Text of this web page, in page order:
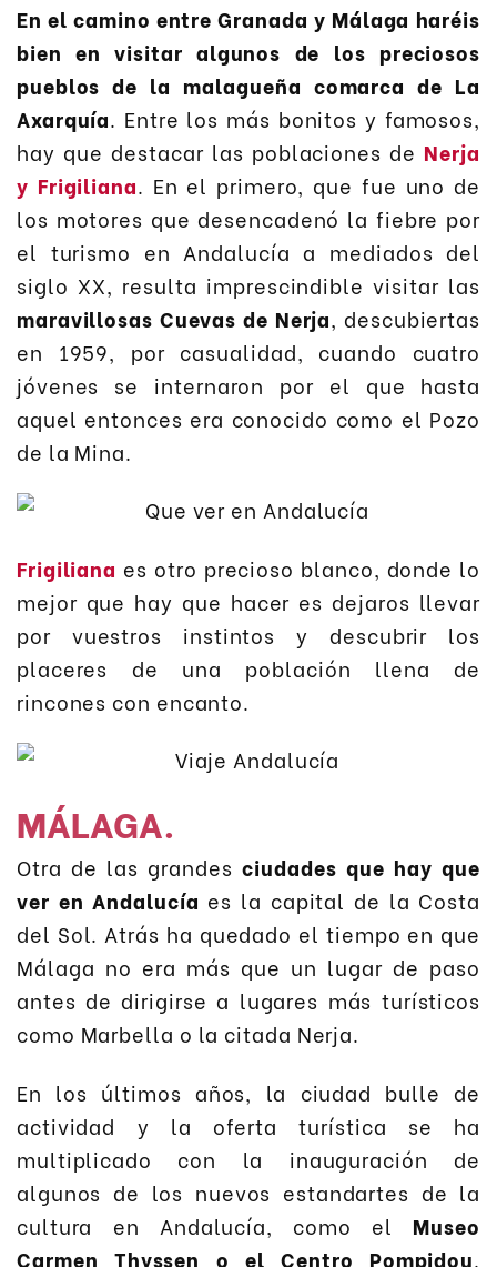
En el camino entre Granada y Málaga haréis
bien en visitar algunos de los preciosos
pueblos de la malagueña comarca de La
Axarquía. Entre los más bonitos y famosos,
hay que destacar las poblaciones de Nerja
y Frigiliana. En el primero, que fue uno de
los motores que desencadenó la fiebre por
el turismo en Andalucía a mediados del
siglo XX, resulta imprescindible visitar las
maravillosas Cuevas de Nerja, descubiertas
en 1959, por casualidad, cuando cuatro
jóvenes se internaron por el que hasta
aquel entonces era conocido como el Pozo
de la Mina.
Frigiliana es otro precioso blanco, donde lo
mejor que hay que hacer es dejaros llevar
por vuestros instintos y descubrir los
placeres de una población llena de
rincones con encanto.
MÁLAGA.
Otra de las grandesciudades que hay que
ver en Andalucía es la capital de la Costa
del Sol. Atrás ha quedado el tiempo en que
Málaga no era más que un lugar de paso
antes de dirigirse a lugares más turísticos
como Marbella o la citada Nerja.
En los últimos años, la ciudad bulle de
actividad y la oferta turística se ha
multiplicado con la inauguración de
algunos de los nuevos estandartes de la
cultura en Andalucía, como el Museo
Carmen Thyssen o el Centro Pompidou.